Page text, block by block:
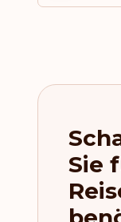
Irland
Island
Sie